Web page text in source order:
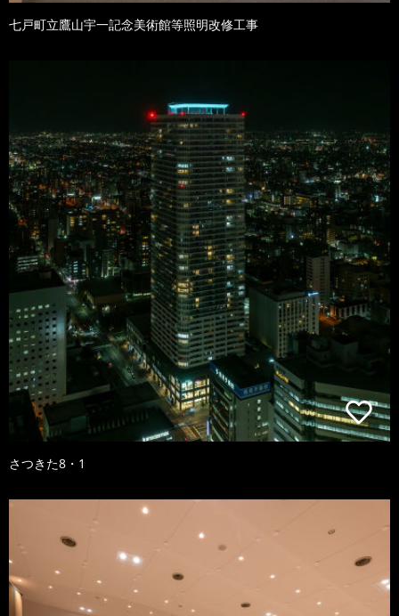
七戸町立鷹山宇一記念美術館等照明改修工事
さつきた8・1